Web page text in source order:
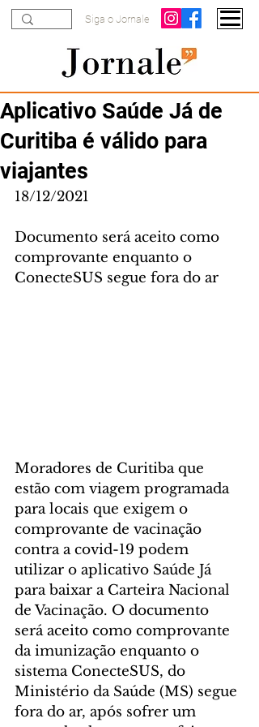
Siga o Jornale
Aplicativo Saúde Já de
Curitiba é válido para
viajantes
18/12/2021
Documento será aceito como
comprovante enquanto o
ConecteSUS segue fora do ar
Moradores de Curitiba que
estão com viagem programada
para locais que exigem o
comprovante de vacinação
contra a covid-19 podem
utilizar o aplicativo Saúde Já
para baixar a Carteira Nacional
de Vacinação. O documento
será aceito como comprovante
da imunização enquanto o
sistema ConecteSUS, do
Ministério da Saúde (MS) segue
fora do ar, após sofrer um